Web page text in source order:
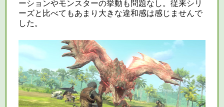
ーションやモンスターの挙動も問題なし。従来シリ
ーズと比べてもあまり大きな違和感は感じませんで
した。